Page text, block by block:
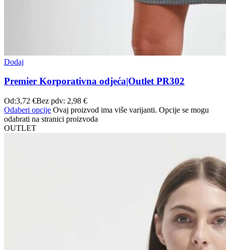
Dodaj
Premier Korporativna odjeća|Outlet PR302
Od:3,72 €Bez pdv: 2,98 €
Odaberi opcije Ovaj proizvod ima više varijanti. Opcije se mogu
odabrati na stranici proizvoda
OUTLET